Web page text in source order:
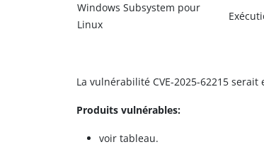
Windows Subsystem pour
Linux
La vulnérabilité CVE-2025-62215 serait
Produits vulnérables:
voir tableau.